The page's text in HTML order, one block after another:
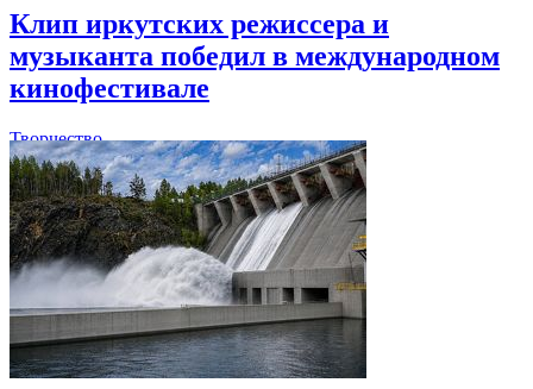
Клип иркутских режиссера и
музыканта победил в международном
кинофестивале
Творчество